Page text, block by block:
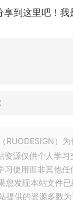
享到这里吧！我
RUODESIGN）
资源仅供个人学
习使用而非其他任
您发现本站文件
提供的资源多数